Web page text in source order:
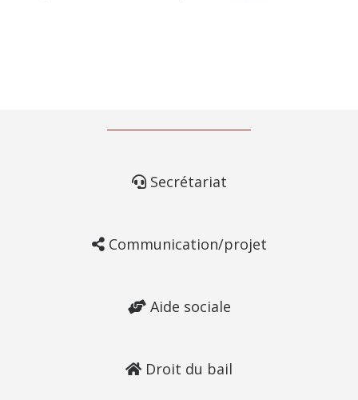
Secrétariat
Communication/projet
Aide sociale
Droit du bail